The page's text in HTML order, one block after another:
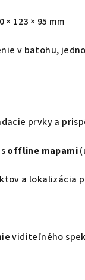
123 × 95 mm
v batohu,
prvky a
offline mapami
a lokalizácia
viditeľného